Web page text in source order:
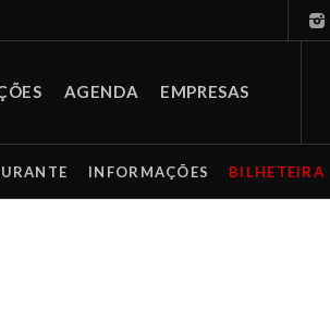
AGENDA EMPRESAS
INFORMAÇÕES BILHETEIRA